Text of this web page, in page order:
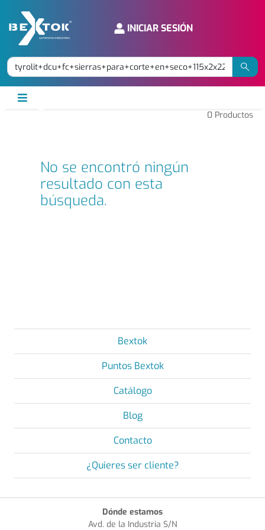
INICIAR SESIÓN
0 Productos
No se encontró ningún
resultado con esta
búsqueda.
Bextok
Puntos Bextok
Catálogo
Blog
Contacto
¿Quieres ser cliente?
Dónde estamos
Avd. de la Industria S/N